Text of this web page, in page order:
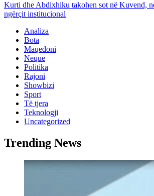
Kurti dhe Abdixhiku takohen sot në Kuvend,
ngërçit institucional
Analiza
Bota
Maqedoni
Neque
Politika
Rajoni
Showbizi
Sport
Të tjera
Teknologji
Uncategorized
Trending News